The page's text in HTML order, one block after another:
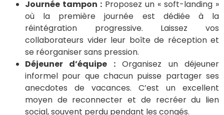
Journée tampon : Proposez un « soft-landing »
où la première journée est dédiée à la
réintégration progressive. Laissez vos
collaborateurs vider leur boîte de réception et
se réorganiser sans pression.
Déjeuner d’équipe :Organisez un déjeuner
informel pour que chacun puisse partager ses
anecdotes de vacances. C’est un excellent
moyen de reconnecter et de recréer du lien
social, souvent perdu pendant les congés.